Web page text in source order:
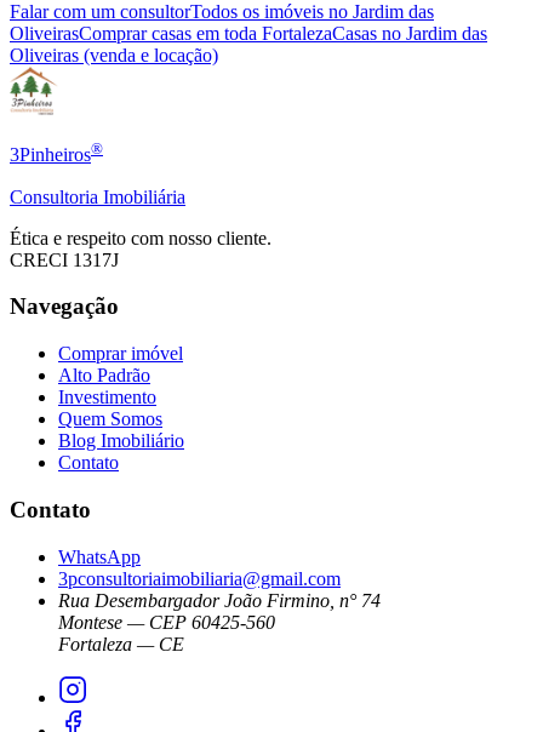
Falar com um consultorTodos os imóveis no Jardim das
OliveirasComprarcasas em toda FortalezaCasas no Jardim das
Oliveiras (venda e locação)
3Pinheiros®
Consultoria Imobiliária
Ética e respeito com nosso cliente.
CRECI 1317J
Navegação
Comprar imóvel
Alto Padrão
Investimento
Quem Somos
Blog Imobiliário
Contato
Contato
WhatsApp
3pconsultoriaimobiliaria@gmail.com
Rua Desembargador João Firmino, n° 74
Montese — CEP 60425-560
Fortaleza — CE